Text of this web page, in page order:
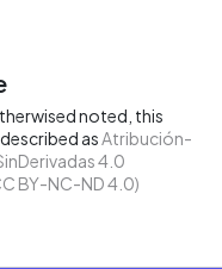
noted, this
asAtribución-
4.0
BY-NC-ND 4.0)